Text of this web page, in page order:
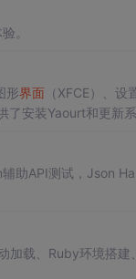
。
形界面（XFCE）、设
了安装Yaourt和更新
助API测试，Json
加载、Ruby环境搭建